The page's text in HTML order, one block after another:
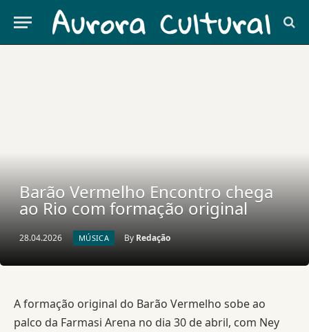
Barão Vermelho Encontro chega
ao Rio com formação original
28.04.2026 MÚSICA By Redação
A formação original do Barão Vermelho sobe ao
palco da Farmasi Arena no dia 30 de abril, com Ney